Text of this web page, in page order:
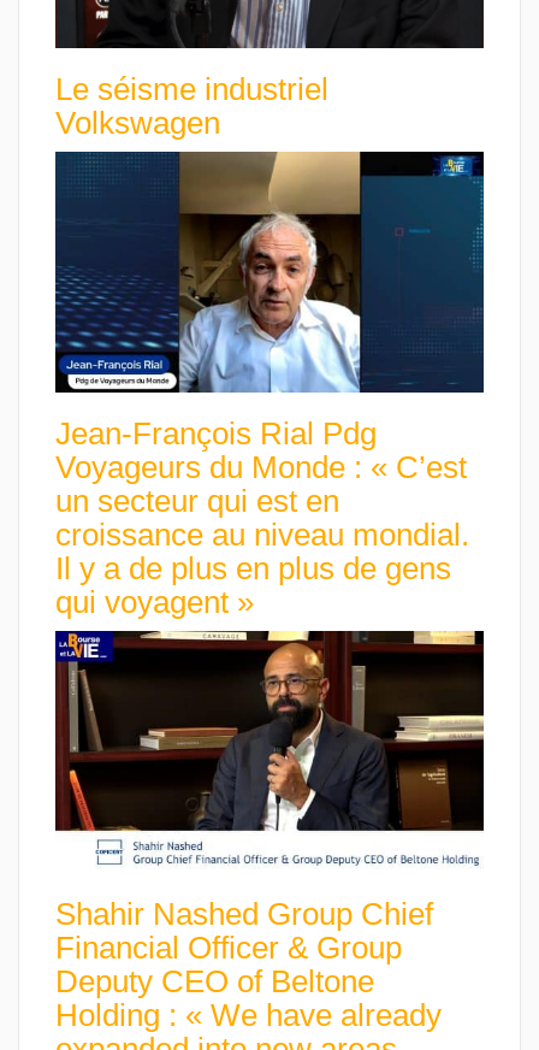
Le séisme industriel
Volkswagen
Jean-François Rial Pdg
Voyageurs du Monde : « C’est
un secteur qui est en
croissance au niveau mondial.
Il y a de plus en plus de gens
qui voyagent »
Shahir Nashed Group Chief
Financial Officer & Group
Deputy CEO of Beltone
Holding : « We have already